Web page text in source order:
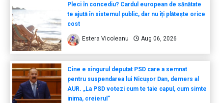
Pleci în concediu? Cardul european de sănătate
te ajută în sistemul public, dar nu îți plătește orice
cost
Estera Vicoleanu Aug 06, 2026
Cine e singurul deputat PSD care a semnat
pentru suspendarea lui Nicușor Dan, demers al
AUR. „La PSD votezi cum te taie capul, cum simte
inima, creierul”